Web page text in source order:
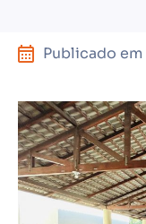
Publicado em